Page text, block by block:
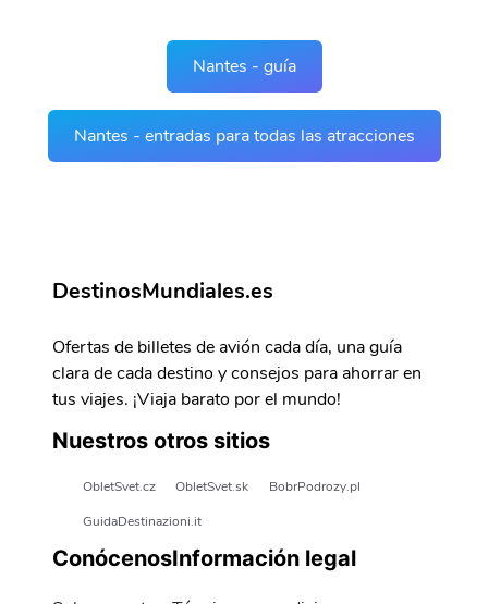
Nantes - guía
Nantes - entradas para todas las atracciones
DestinosMundiales.es
Ofertas de billetes de avión cada día, una guía
clara de cada destino y consejos para ahorrar en
tus viajes. ¡Viaja barato por el mundo!
Nuestros otros sitios
ObletSvet.cz ObletSvet.sk
BobrPodrozy.pl
GuidaDestinazioni.it
ConócenosInformación legal